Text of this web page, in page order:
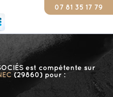
07 81 35 17 79
est compétente sur
(29860) pour :